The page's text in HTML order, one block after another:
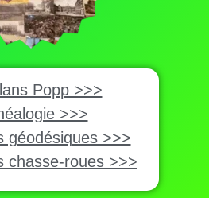
Popp >>>
>>>
géodésiques >>>
chasse-roues >>>